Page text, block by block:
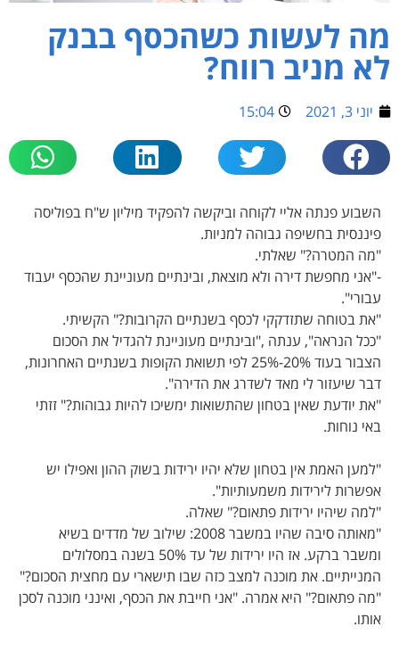
מה לעשות כשהכסף בבנק
לא מניב רווח?
יוני 3, 2021 15:04
השבוע פנתה אליי לקוחה וביקשה להפקיד מיליון ש"ח בפוליסה
פיננסית בחשיפה גבוהה למניות.
"מה המטרה?" שאלתי.
-"אני מחפשת דירה ולא מוצאת, ובינתיים מעוניינת שהכסף יעבוד
עבורי".
"את בטוחה שתזדקקי לכסף בשנתיים הקרובות?" הקשיתי.
"ככל הנראה", ענתה ,"ובינתיים מעוניינת להגדיל את הסכום
הצבור בעוד 20%-25% לפי תשואת הקופות בשנתיים האחרונות,
דבר שיעזור לי מאד לשדרג את הדירה".
"את יודעת שאין בטחון שהתשואות ימשיכו להיות גבוהות?" זזתי
באי נוחות.
"למען האמת אין בטחון שלא יהיו ירידות בשוק ההון ואפילו יש
אפשרות לירידות משמעותיות".
"למה שיהיו ירידות פתאום?" שאלה.
"מאותה סיבה שהיו במשבר 2008: שילוב של מדדים בשיא
ומשבר ברקע.
אז היו ירידות של עד 50% בשנה במסלולים
המנייתיים. את מוכנה למצב כזה שבו תישארי עם מחצית הסכום?"
"מה פתאום?" היא אמרה. "אני חייבת את הכסף, ואינני מוכנה לסכן
אותו.